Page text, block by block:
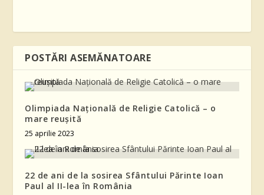
POSTĂRI ASEMĂNATOARE
Olimpiada Națională de Religie Catolică – o
mare reușită
25 aprilie 2023
22 de ani de la sosirea Sfântului Părinte Ioan
Paul al II-lea în România